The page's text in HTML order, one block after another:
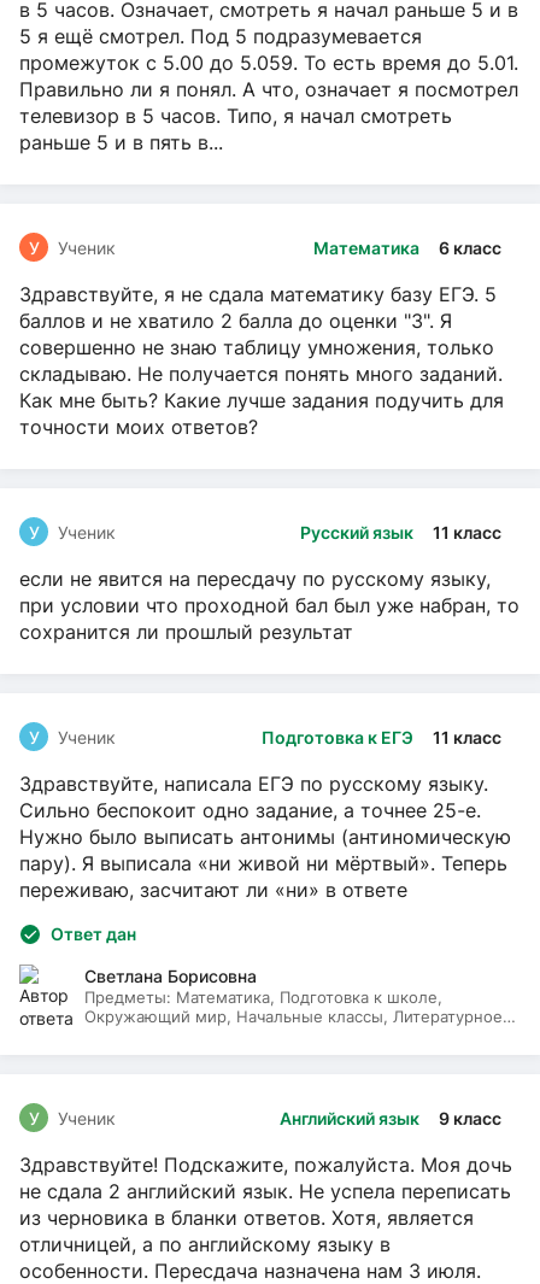
в 5 часов. Означает, смотреть я начал раньше 5 и в
5 я ещё смотрел. Под 5 подразумевается
промежуток с 5.00 до 5.059. То есть время до 5.01.
Правильно ли я понял. А что, означает я посмотрел
телевизор в 5 часов. Типо, я начал смотреть
раньше 5 и в пять в...
Математика 6 класс
У Ученик
Здравствуйте, я не сдала математику базу ЕГЭ. 5
баллов и не хватило 2 балла до оценки "3". Я
совершенно не знаю таблицу умножения, только
складываю. Не получается понять много заданий.
Как мне быть? Какие лучше задания подучить для
точности моих ответов?
Русский язык 11 класс
У Ученик
если не явится на пересдачу по русскому языку,
при условии что проходной бал был уже набран, то
сохранится ли прошлый результат
Подготовка к ЕГЭ 11 класс
У Ученик
Здравствуйте, написала ЕГЭ по русскому языку.
Сильно беспокоит одно задание, а точнее 25-е.
Нужно было выписать антонимы (антиномическую
пару). Я выписала «ни живой ни мёртвый». Теперь
переживаю, засчитают ли «ни» в ответе
Ответ дан
Светлана Борисовна
Предметы: Математика, Подготовка к школе,
Окружающий мир, Начальные классы, Литературное
Английский язык 9 класс
У Ученик
Здравствуйте! Подскажите, пожалуйста. Моя дочь
не сдала 2 английский язык. Не успела переписать
из черновика в бланки ответов. Хотя, является
отличницей, а по английскому языку в
особенности. Пересдача назначена нам 3 июля.